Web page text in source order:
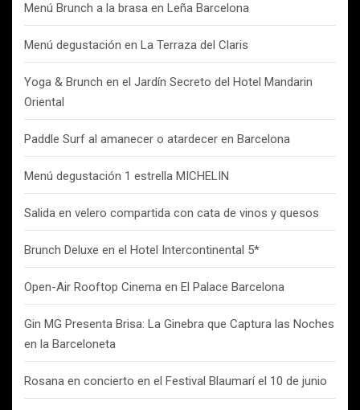
Menú Brunch a la brasa en Leña Barcelona
Menú degustación en La Terraza del Claris
Yoga & Brunch en el Jardín Secreto del Hotel Mandarin
Oriental
Paddle Surf al amanecer o atardecer en Barcelona
Menú degustación 1 estrella MICHELIN
Salida en velero compartida con cata de vinos y quesos
Brunch Deluxe en el Hotel Intercontinental 5*
Open-Air Rooftop Cinema en El Palace Barcelona
Gin MG Presenta Brisa: La Ginebra que Captura las Noches
en la Barceloneta
Rosana en concierto en el Festival Blaumarí el 10 de junio